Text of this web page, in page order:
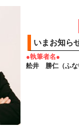
いまお知ら
●執筆者名●
舩井 勝仁（ふな